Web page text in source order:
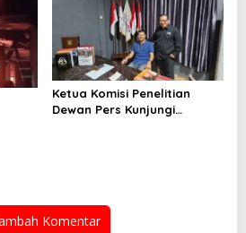
Ketua Komisi Penelitian
Dewan Pers Kunjungi
Komentar